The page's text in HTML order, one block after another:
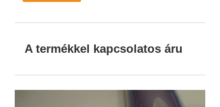
A termékkel kapcsolatos áru